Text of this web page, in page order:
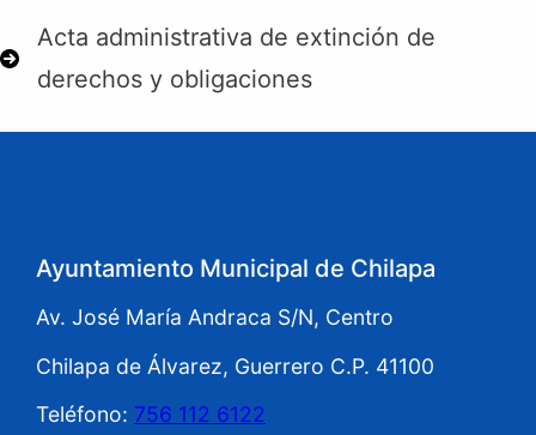
Acta administrativa de extinción de
derechos y obligaciones
Ayuntamiento Municipal de Chilapa
Av. José María Andraca S/N, Centro
Chilapa de Álvarez, Guerrero C.P. 41100
Teléfono: 756 112 6122